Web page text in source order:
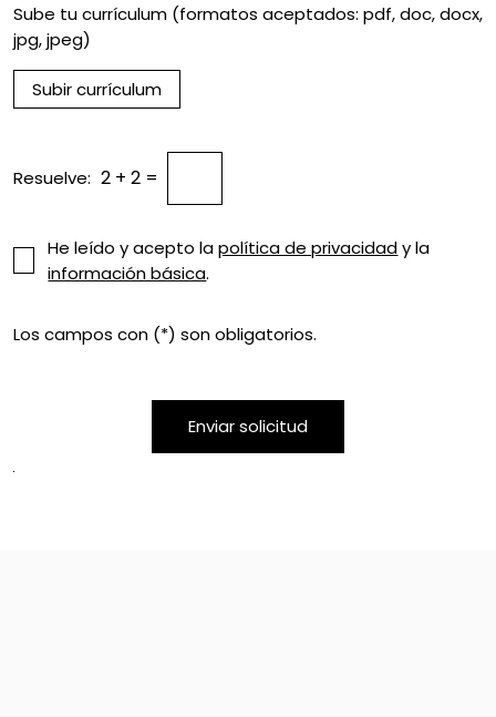
Sube tu currículum (formatos aceptados: pdf, doc, docx,
jpg, jpeg)
Subir currículum
Resuelve: 2 + 2 =
He leído y acepto lapolítica de privacidady la
información básica.
Los campos con (*) son obligatorios.